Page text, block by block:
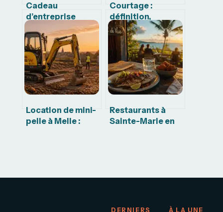
Cadeau
d’entreprise
original : 5 leviers
pour transformer
vos goodies en
investissement
durable
Courtage :
définition,
fonctionnement
et rôle de
l’intermédiaire
Location de mini-
pelle à Melle :
Restaurants à
Sainte-Marie en
réserver
DERNIERS
À LA UNE